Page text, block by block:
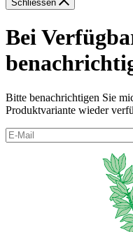
Schliessen
Bei
Bitte benachrichtigen Sie
Produktvariante wieder